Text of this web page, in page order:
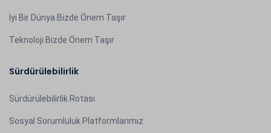
İyi Bir Dünya Bizde Önem Taşır
Teknoloji Bizde Önem Taşır
Sürdürülebilirlik
Sürdürülebilirlik Rotası
Sosyal Sorumluluk Platformlarımız